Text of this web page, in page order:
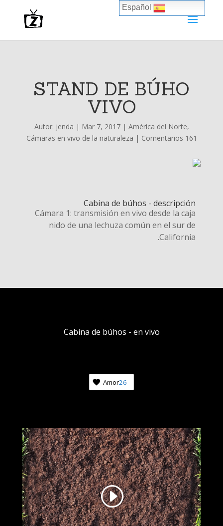
STAND DE BÚHO
VIVO
Autor: jenda | Mar 7, 2017| América del Norte,
Cámaras en vivo de la naturaleza | Comentarios 161
Cabina de búhos - descripción
Cámara 1: transmisión en vivo desde la caja
nido de una lechuza común en el sur de
California.
Cabina de búhos - en vivo
Amor26